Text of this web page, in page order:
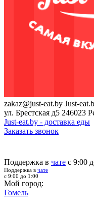
zakaz@just-eat.by Just-
ул. Брестская д5 246023
Just-eat.by - доставка еды
Заказать звонок
Поддержка в чате с 9:00
Поддержка в чате
с 9:00 до 1:00
Мой город:
Гомель